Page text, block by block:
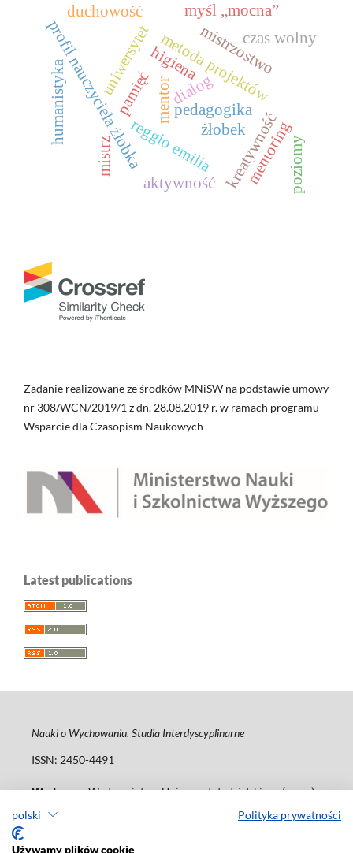
polski Polityka prywatności
Używamy plików cookie
żłobek
reggio emilia
metoda projektów
profil nauczyciela żłobka kreatywność
mistrzostwo
mistrz
uniwersytet
pedagogika
mentor
mentoring
dialog
aktywność
czas wolny
duchowość myśl „mocna”
humanistyka
poziomy
pamięć
higiena
Zadanie realizowane ze środków MNiSW na podstawie umowy
nr 308/WCN/2019/1 z dn. 28.08.2019 r. w ramach programu
Wsparcie dla Czasopism Naukowych
Latest publications
Nauki o Wychowaniu. Studia Interdyscyplinarne
ISSN: 2450-4491
Wydawca: Wydawnictwo Uniwersytetu Łódzkiego (www)
Tel.: 42 235 01 65, fax: 42 66 55 86